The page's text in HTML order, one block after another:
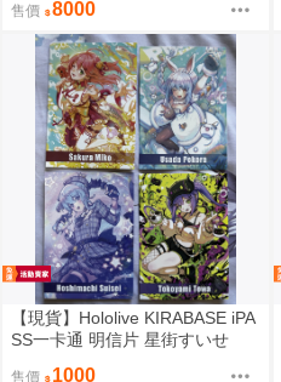
售價 8000
【現貨】Hololive KIRABASE iPA
SS一卡通 明信片 星街すいせ
售價 1000